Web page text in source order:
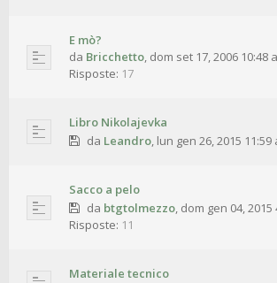
E mò?
da Bricchetto, dom set 17, 2006 10:48
Risposte: 17
Libro Nikolajevka
da Leandro, lun gen 26, 2015 11:59
Sacco a pelo
da btgtolmezzo, dom gen 04, 2015
Risposte: 11
Materiale tecnico